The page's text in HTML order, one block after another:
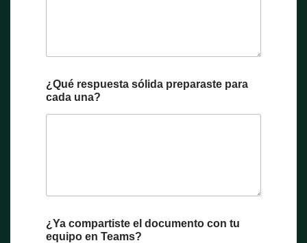
¿Qué respuesta sólida preparaste para
cada una?
¿Ya compartiste el documento con tu
equipo en Teams?